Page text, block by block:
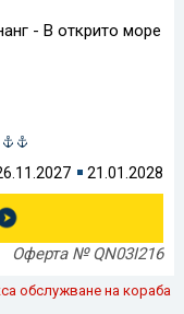
- В открито море
21.01.2028
Оферта № QN03I216
обслужване на кораба